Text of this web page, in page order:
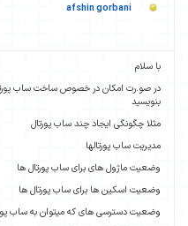
afshin gorbani
با سلام
در صو.رت امکان در خصوص ساخت ساب
بنویسید
مثلا چگونگی ایجاد چند ساب پورتال
مدیریت ساب پورتالها
وضعیت ماژول های برای ساب پورتال ها
وضعیت اسکین ها برای ساب پورتال ها
وضعیت دسترسی های که میتوان به ساب